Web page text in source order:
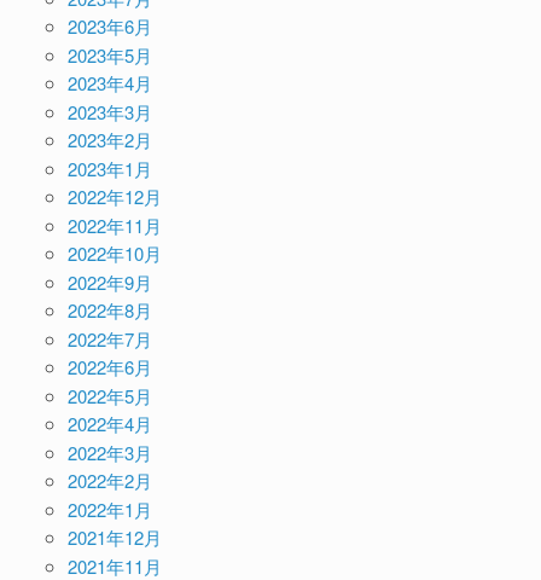
2023年6月
2023年5月
2023年4月
2023年3月
2023年2月
2023年1月
2022年12月
2022年11月
2022年10月
2022年9月
2022年8月
2022年7月
2022年6月
2022年5月
2022年4月
2022年3月
2022年2月
2022年1月
2021年12月
2021年11月